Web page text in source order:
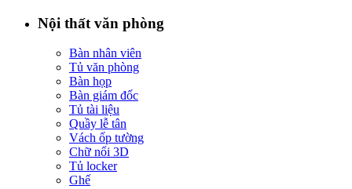
Nội thất văn phòng
Bàn nhân viên
Tủ văn phòng
Bàn họp
Bàn giám đốc
Tủ tài liệu
Quầy lễ tân
Vách ốp tường
Chữ nổi 3D
Tủ locker
Ghế